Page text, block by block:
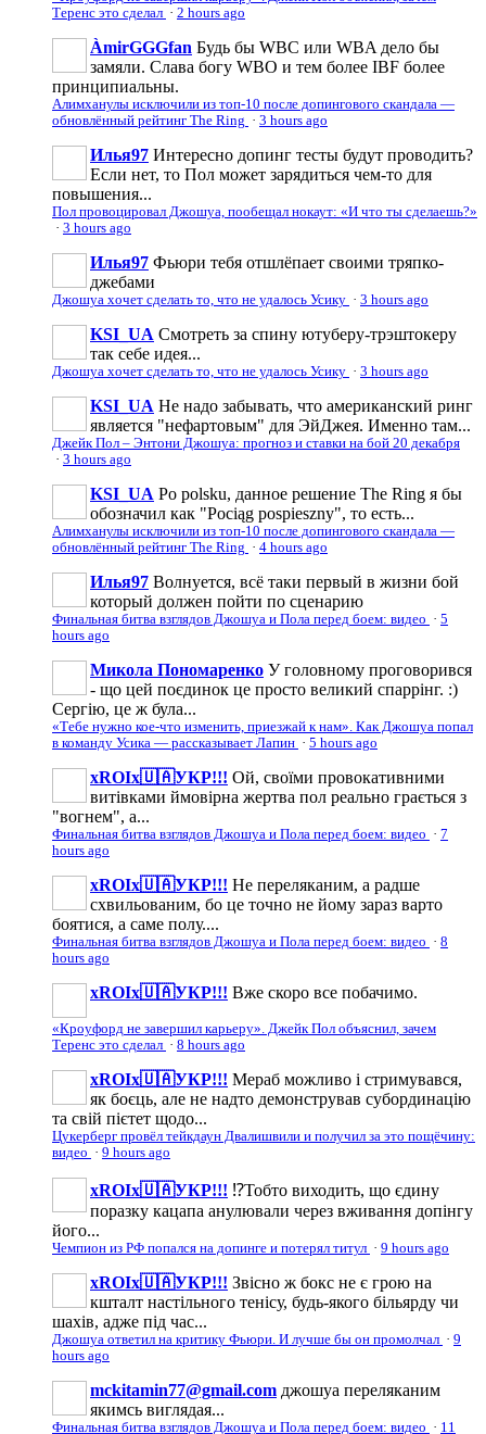
Теренс это сделал · 2 hours ago
ÀmirGGGfan Будь бы WBC или WBA дело бы
замяли. Слава богу WBO и тем более IBF более
принципиальны.
Алимханулы исключили из топ-10 после допингового скандала —
обновлённый рейтинг The Ring · 3 hours ago
Илья97 Интересно допинг тесты будут проводить?
Если нет, то Пол может зарядиться чем-то для
повышения...
Пол провоцировал Джошуа, пообещал нокаут: «И что ты сделаешь?»
· 3 hours ago
Илья97 Фьюри тебя отшлёпает своими тряпко-
джебами
Джошуа хочет сделать то, что не удалось Усику · 3 hours ago
KSI_UA Смотреть за спину ютуберу-трэштокеру
так себе идея...
Джошуа хочет сделать то, что не удалось Усику · 3 hours ago
KSI_UA Не надо забывать, что американский ринг
является "нефартовым" для ЭйДжея. Именно там...
Джейк Пол – Энтони Джошуа: прогноз и ставки на бой 20 декабря
· 3 hours ago
KSI_UA Po polsku, данное решение The Ring я бы
обозначил как "Pociąg pospieszny", то есть...
Алимханулы исключили из топ-10 после допингового скандала —
обновлённый рейтинг The Ring · 4 hours ago
Илья97 Волнуется, всё таки первый в жизни бой
который должен пойти по сценарию
Финальная битва взглядов Джошуа и Пола перед боем: видео · 5
hours ago
Микола Пономаренко У головному проговорився
- що цей поєдинок це просто великий спаррінг. :)
Сергію, це ж була...
«Тебе нужно кое-что изменить, приезжай к нам». Как Джошуа попал
в команду Усика — рассказывает Лапин · 5 hours ago
xROIx🇺🇦УКР!!! Ой, своїми провокативними
витівками ймовірна жертва пол реально грається з
"вогнем", а...
Финальная битва взглядов Джошуа и Пола перед боем: видео · 7
hours ago
xROIx🇺🇦УКР!!! Не переляканим, а радше
схвильованим, бо це точно не йому зараз варто
боятися, а саме полу....
Финальная битва взглядов Джошуа и Пола перед боем: видео · 8
hours ago
xROIx🇺🇦УКР!!! Вже скоро все побачимо.
«Кроуфорд не завершил карьеру». Джейк Пол объяснил, зачем
Теренс это сделал · 8 hours ago
xROIx🇺🇦УКР!!! Мераб можливо і стримувався,
як боєць, але не надто демонстрував субординацію
та свій пієтет щодо...
Цукерберг провёл тейкдаун Двалишвили и получил за это пощёчину:
видео · 9 hours ago
xROIx🇺🇦УКР!!! ⁉️Тобто виходить, що єдину
поразку кацапа анулювали через вживання допінгу
його...
Чемпион из РФ попался на допинге и потерял титул · 9 hours ago
xROIx🇺🇦УКР!!! Звісно ж бокс не є грою на
кшталт настільного тенісу, будь-якого більярду чи
шахів, адже під час...
Джошуа ответил на критику Фьюри. И лучше бы он промолчал · 9
hours ago
mckitamin77@gmail.com джошуа переляканим
якимсь виглядая...
Финальная битва взглядов Джошуа и Пола перед боем: видео · 11